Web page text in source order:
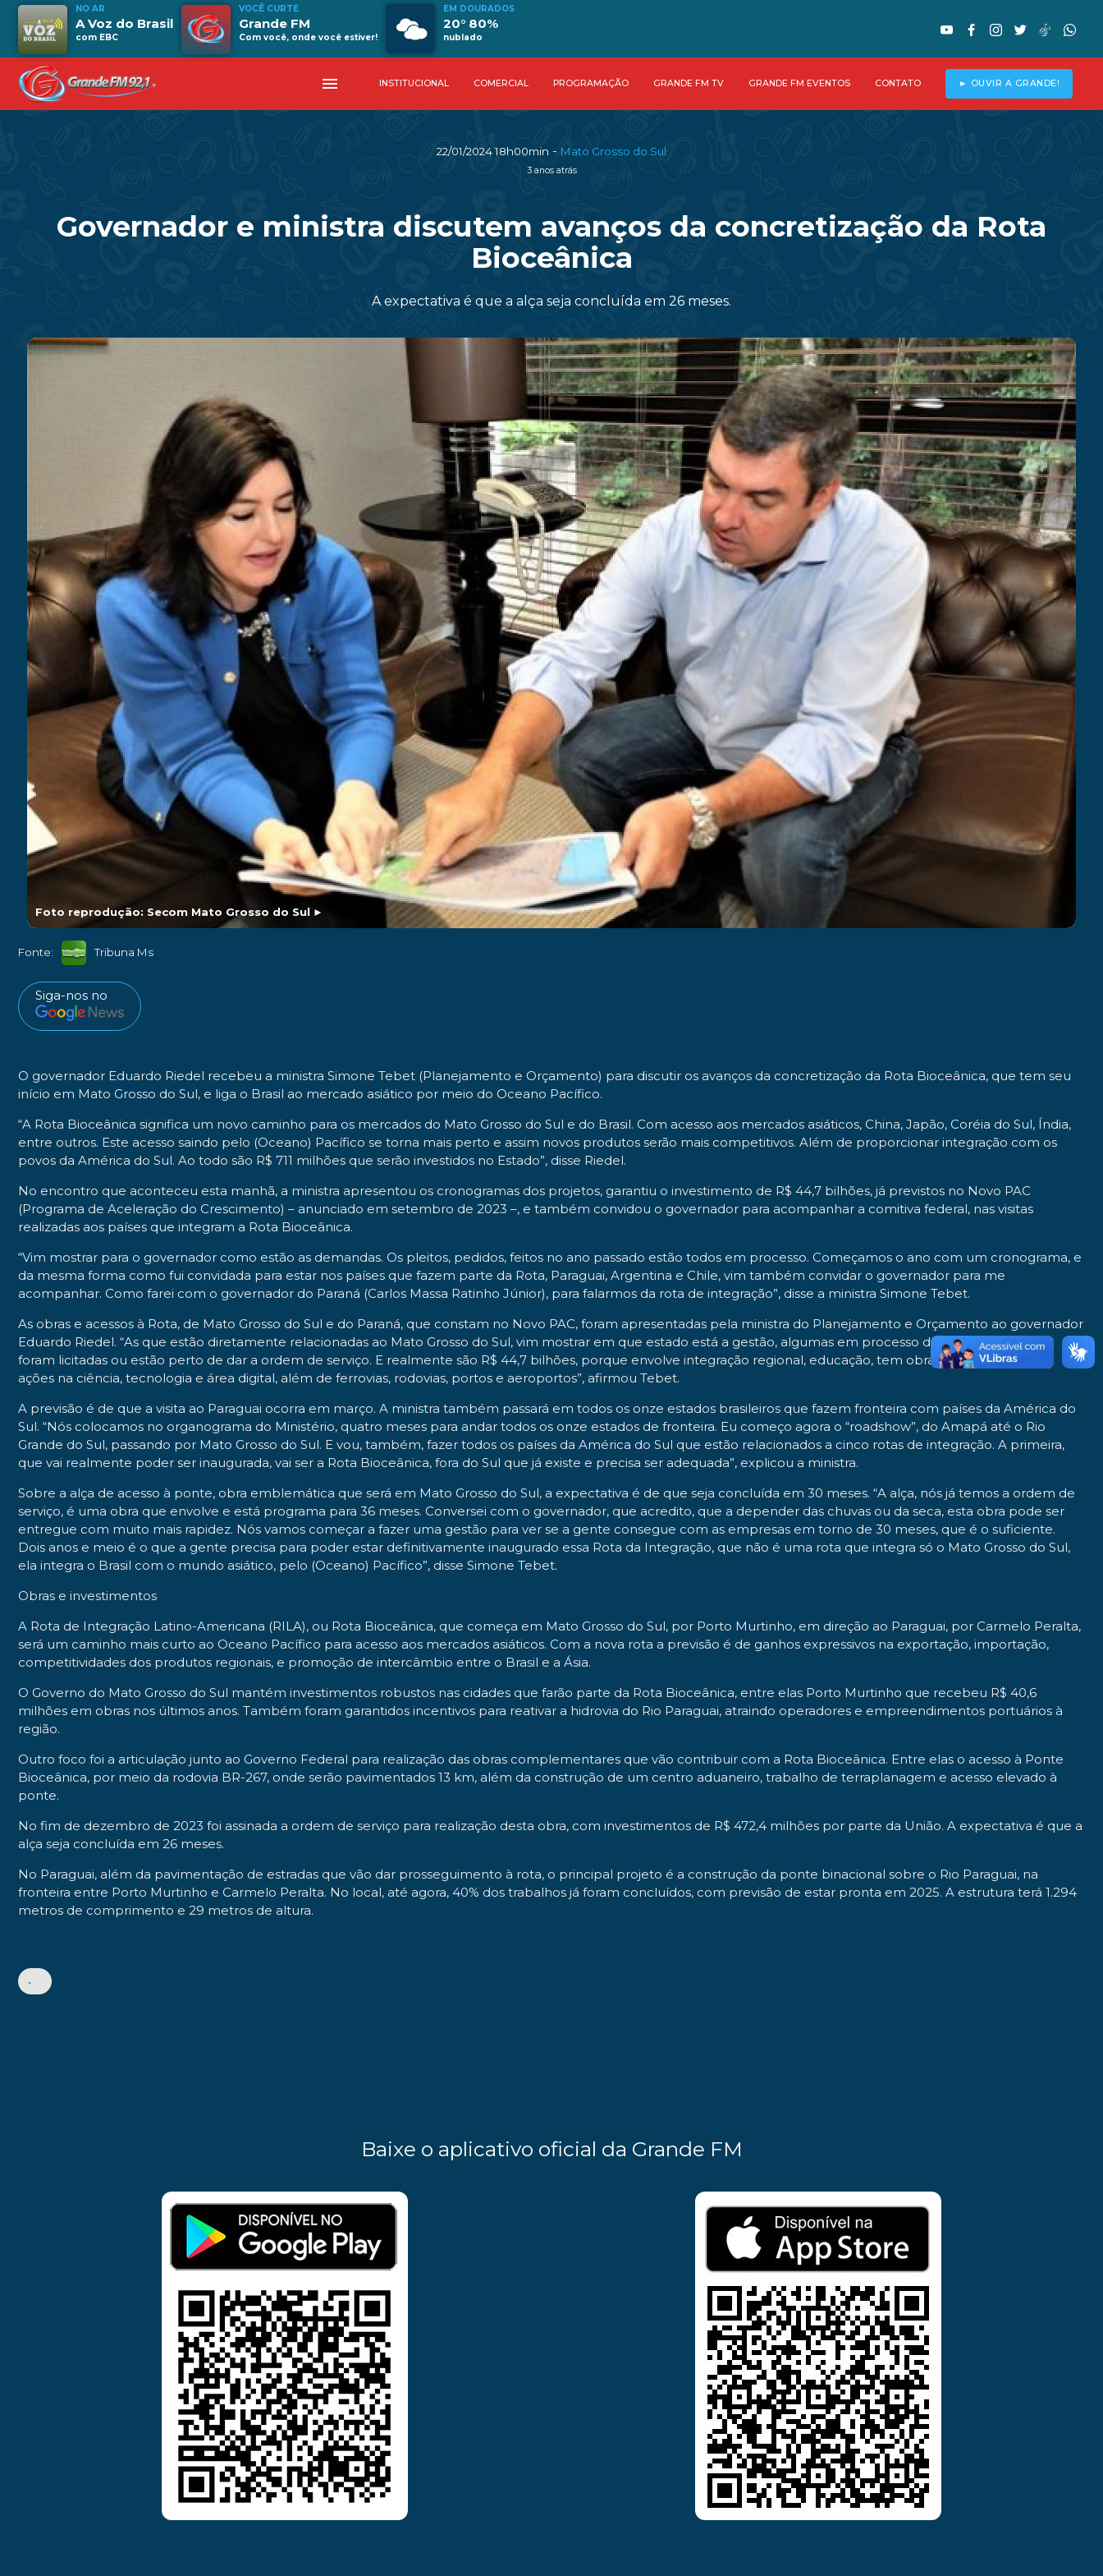
NO AR
A Voz do Brasil
com EBC
VOCÊ CURTE
Grande FM
Com você, onde você estiver!
EM DOURADOS
20° 80%
nublado
menu INSTITUCIONAL COMERCIAL PROGRAMAÇÃO GRANDE FM TV GRANDE FM EVENTOS CONTATO ► OUVIR A GRANDE!
22/01/2024 18h00min - Mato Grosso do Sul
3 anos atrás
Governador e ministra discutem avanços da concretização da Rota
Bioceânica
A expectativa é que a alça seja concluída em 26 meses.
Foto reprodução: Secom Mato Grosso do Sul ►
Fonte: Tribuna Ms
Siga-nos no
O governador Eduardo Riedel recebeu a ministra Simone Tebet (Planejamento e Orçamento) para discutir os avanços da concretização da Rota Bioceânica, que tem seu
início em Mato Grosso do Sul, e liga o Brasil ao mercado asiático por meio do Oceano Pacífico.
“A Rota Bioceânica significa um novo caminho para os mercados do Mato Grosso do Sul e do Brasil. Com acesso aos mercados asiáticos, China, Japão, Coréia do Sul, Índia,
entre outros. Este acesso saindo pelo (Oceano) Pacífico se torna mais perto e assim novos produtos serão mais competitivos. Além de proporcionar integração com os
povos da América do Sul. Ao todo são R$ 711 milhões que serão investidos no Estado”, disse Riedel.
No encontro que aconteceu esta manhã, a ministra apresentou os cronogramas dos projetos, garantiu o investimento de R$ 44,7 bilhões, já previstos no Novo PAC
(Programa de Aceleração do Crescimento) – anunciado em setembro de 2023 –, e também convidou o governador para acompanhar a comitiva federal, nas visitas
realizadas aos países que integram a Rota Bioceânica.
“Vim mostrar para o governador como estão as demandas. Os pleitos, pedidos, feitos no ano passado estão todos em processo. Começamos o ano com um cronograma, e
da mesma forma como fui convidada para estar nos países que fazem parte da Rota, Paraguai, Argentina e Chile, vim também convidar o governador para me
acompanhar. Como farei com o governador do Paraná (Carlos Massa Ratinho Júnior), para falarmos da rota de integração”, disse a ministra Simone Tebet.
As obras e acessos à Rota, de Mato Grosso do Sul e do Paraná, que constam no Novo PAC, foram apresentadas pela ministra do Planejamento e Orçamento ao governador
Eduardo Riedel. “As que estão diretamente relacionadas ao Mato Grosso do Sul, vim mostrar em que estado está a gestão, algumas em processo de licitação, outras já
foram licitadas ou estão perto de dar a ordem de serviço. E realmente são R$ 44,7 bilhões, porque envolve integração regional, educação, tem obras na área da saúde,
ações na ciência, tecnologia e área digital, além de ferrovias, rodovias, portos e aeroportos”, afirmou Tebet.
A previsão é de que a visita ao Paraguai ocorra em março. A ministra também passará em todos os onze estados brasileiros que fazem fronteira com países da América do
Sul. “Nós colocamos no organograma do Ministério, quatro meses para andar todos os onze estados de fronteira. Eu começo agora o “roadshow”, do Amapá até o Rio
Grande do Sul, passando por Mato Grosso do Sul. E vou, também, fazer todos os países da América do Sul que estão relacionados a cinco rotas de integração. A primeira,
que vai realmente poder ser inaugurada, vai ser a Rota Bioceânica, fora do Sul que já existe e precisa ser adequada”, explicou a ministra.
Sobre a alça de acesso à ponte, obra emblemática que será em Mato Grosso do Sul, a expectativa é de que seja concluída em 30 meses. “A alça, nós já temos a ordem de
serviço, é uma obra que envolve e está programa para 36 meses. Conversei com o governador, que acredito, que a depender das chuvas ou da seca, esta obra pode ser
entregue com muito mais rapidez. Nós vamos começar a fazer uma gestão para ver se a gente consegue com as empresas em torno de 30 meses, que é o suficiente.
Dois anos e meio é o que a gente precisa para poder estar definitivamente inaugurado essa Rota da Integração, que não é uma rota que integra só o Mato Grosso do Sul,
ela integra o Brasil com o mundo asiático, pelo (Oceano) Pacífico”, disse Simone Tebet.
Obras e investimentos
A Rota de Integração Latino-Americana (RILA), ou Rota Bioceânica, que começa em Mato Grosso do Sul, por Porto Murtinho, em direção ao Paraguai, por Carmelo Peralta,
será um caminho mais curto ao Oceano Pacífico para acesso aos mercados asiáticos. Com a nova rota a previsão é de ganhos expressivos na exportação, importação,
competitividades dos produtos regionais, e promoção de intercâmbio entre o Brasil e a Ásia.
O Governo do Mato Grosso do Sul mantém investimentos robustos nas cidades que farão parte da Rota Bioceânica, entre elas Porto Murtinho que recebeu R$ 40,6
milhões em obras nos últimos anos. Também foram garantidos incentivos para reativar a hidrovia do Rio Paraguai, atraindo operadores e empreendimentos portuários à
região.
Outro foco foi a articulação junto ao Governo Federal para realização das obras complementares que vão contribuir com a Rota Bioceânica. Entre elas o acesso à Ponte
Bioceânica, por meio da rodovia BR-267, onde serão pavimentados 13 km, além da construção de um centro aduaneiro, trabalho de terraplanagem e acesso elevado à
ponte.
No fim de dezembro de 2023 foi assinada a ordem de serviço para realização desta obra, com investimentos de R$ 472,4 milhões por parte da União. A expectativa é que a
alça seja concluída em 26 meses.
No Paraguai, além da pavimentação de estradas que vão dar prosseguimento à rota, o principal projeto é a construção da ponte binacional sobre o Rio Paraguai, na
fronteira entre Porto Murtinho e Carmelo Peralta. No local, até agora, 40% dos trabalhos já foram concluídos, com previsão de estar pronta em 2025. A estrutura terá 1.294
metros de comprimento e 29 metros de altura.
•
Baixe o aplicativo oficial da Grande FM